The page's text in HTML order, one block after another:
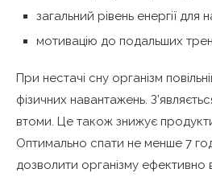
загальний рівень енергії для
мотивацію до подальших
При нестачі сну організм
фізичних навантажень.
втоми. Це також знижує
Оптимально спати не менше 7
дозволити організму ефективно